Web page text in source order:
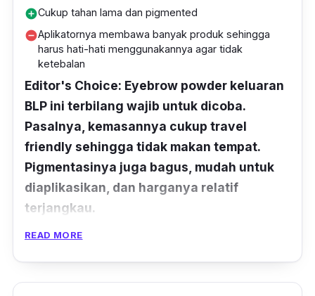
add_circleCukup tahan lama dan pigmented
remove_circleAplikatornya membawa banyak produk sehingga
harus hati-hati menggunakannya agar tidak
ketebalan
Editor's Choice: Eyebrow powder keluaran
BLP ini terbilang wajib untuk dicoba.
Pasalnya, kemasannya cukup travel
friendly sehingga tidak makan tempat.
Pigmentasinya juga bagus, mudah untuk
diaplikasikan, dan harganya relatif
terjangkau.
Sedang cari
wajib untuk melirik BLP Beauty Brow Powder.
Dengan bentuktubemaskara, produk BLP
READ MORE